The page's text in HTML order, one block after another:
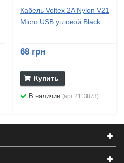
Кабель Voltex 2A Nylon V21
Micro USB угловой Black
68 грн
Купить
В наличии (арт:2113873)